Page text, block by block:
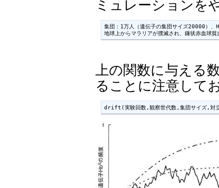
ミュレーションを
集団：1万人（遺伝子の集団サイズ20000）
地球上からマラリアが撲滅され、鎌状赤血球
上の関数に与える
ることに注意して
drift(実験回数,観察世代数,集団サイズ,対